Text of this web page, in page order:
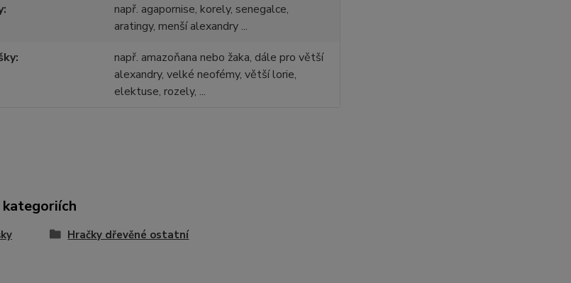
např. agapornise, korely, senegalce,
aratingy, menší alexandry ...
např. amazoňana nebo žaka, dále pro větší
alexandry, velké neofémy, větší lorie,
elektuse, rozely, ...
kategoriích
Hračky dřevěné ostatní